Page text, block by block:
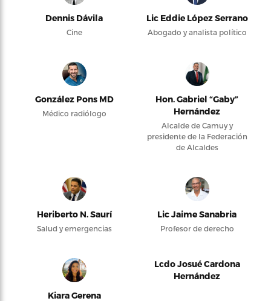
Dennis Dávila
Cine
Lic Eddie López Serrano
Abogado y analista político
González Pons MD
Médico radiólogo
Hon. Gabriel “Gaby”
Hernández
Alcalde de Camuy y
presidente de la Federación
de Alcaldes
Heriberto N. Saurí
Salud y emergencias
Lic Jaime Sanabria
Profesor de derecho
Kiara Gerena
Lcdo Josué Cardona
Hernández